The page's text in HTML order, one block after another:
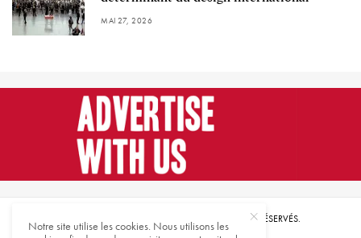
MAI 27, 2026
© 2021 HARMONIES MAGAZINE. TOUS DROITS RÉSERVÉS.
Notre site utilise les cookies. Nous utilisons les